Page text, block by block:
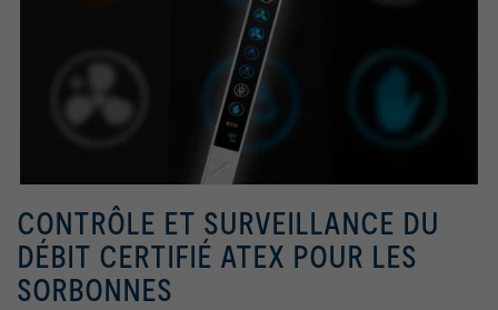
CONTRÔLE ET SURVEILLANCE DU
DÉBIT CERTIFIÉ ATEX POUR LES
SORBONNES